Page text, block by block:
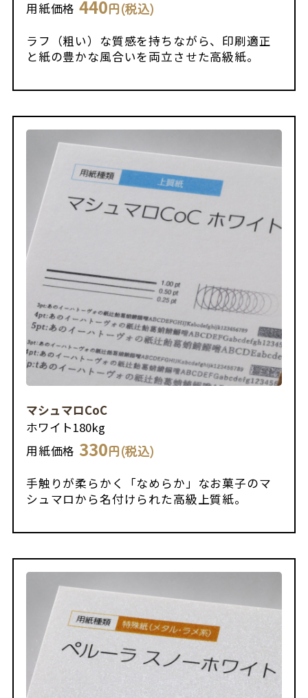
用紙価格 440円(税込)
ラフ（粗い）な質感を持ちながら、印刷適正
と紙の豊かな風合いを両立させた高級紙。
マシュマロCoC
ホワイト180kg
用紙価格 330円(税込)
手触りが柔らかく「なめらか」なお菓子のマ
シュマロから名付けられた高級上質紙。